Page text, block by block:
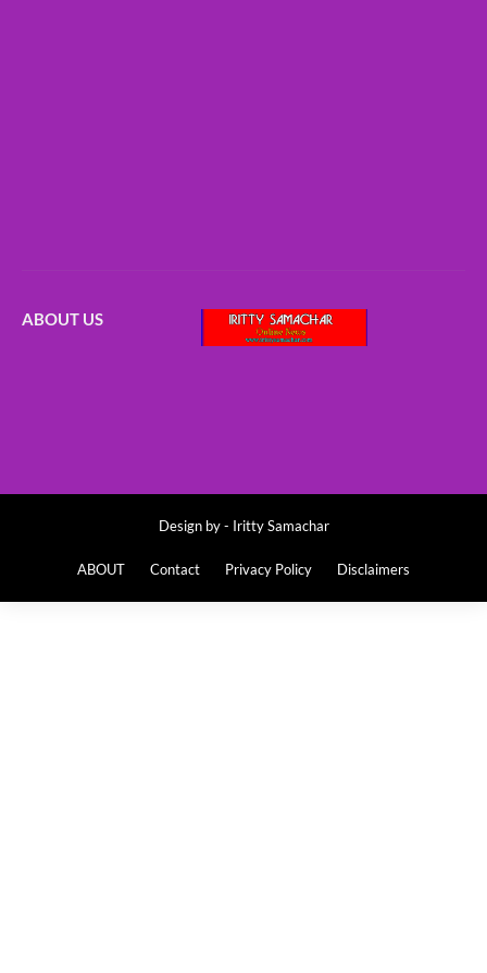
ABOUT US
Design by - Iritty Samachar
ABOUT Contact Privacy Policy Disclaimers